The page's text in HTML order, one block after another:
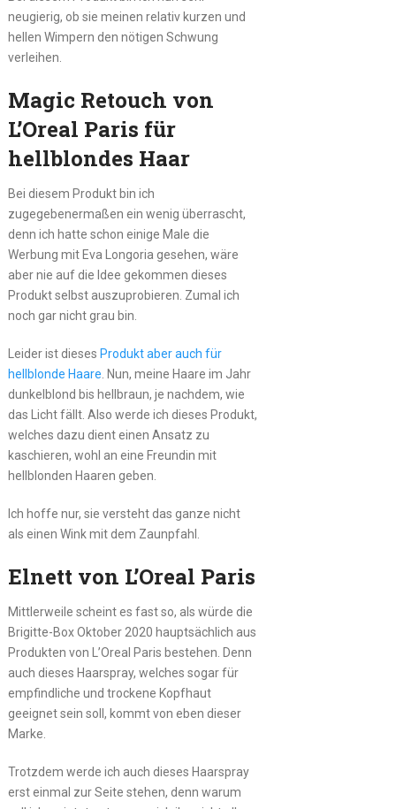
neugierig, ob sie meinen relativ kurzen und
hellen Wimpern den nötigen Schwung
verleihen.
Magic Retouch von
L’Oreal Paris für
hellblondes Haar
Bei diesem Produkt bin ich
zugegebenermaßen ein wenig überrascht,
denn ich hatte schon einige Male die
Werbung mit Eva Longoria gesehen, wäre
aber nie auf die Idee gekommen dieses
Produkt selbst auszuprobieren. Zumal ich
noch gar nicht grau bin.
Leider ist dieses Produkt aber auch für
hellblonde Haare . Nun, meine Haare im Jahr
dunkelblond bis hellbraun, je nachdem, wie
das Licht fällt. Also werde ich dieses Produkt,
welches dazu dient einen Ansatz zu
kaschieren, wohl an eine Freundin mit
hellblonden Haaren geben.
Ich hoffe nur, sie versteht das ganze nicht
als einen Wink mit dem Zaunpfahl.
Elnett von L’Oreal Paris
Mittlerweile scheint es fast so, als würde die
Brigitte-Box Oktober 2020 hauptsächlich aus
Produkten von L’Oreal Paris bestehen. Denn
auch dieses Haarspray, welches sogar für
empfindliche und trockene Kopfhaut
geeignet sein soll, kommt von eben dieser
Marke.
Trotzdem werde ich auch dieses Haarspray
erst einmal zur Seite stehen, denn warum